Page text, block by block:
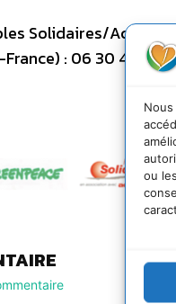
ou
Solidaires/